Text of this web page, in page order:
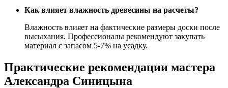
Как влияет влажность древесины на расчеты?
Влажность влияет на фактические размеры доски после
высыхания. Профессионалы рекомендуют закупать
материал с запасом 5-7% на усадку.
Практические рекомендации мастера
Александра Синицына